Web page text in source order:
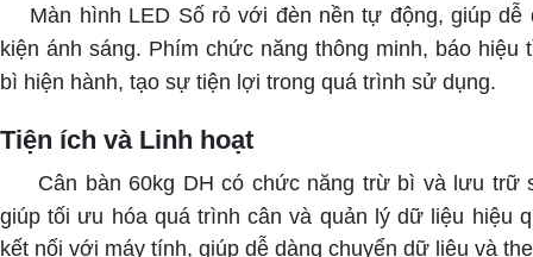
Màn hình LED Số rỏ với đèn nền tự động, giúp dễ
kiện ánh sáng. Phím chức năng thông minh, báo
bì hiện hành, tạo sự tiện lợi trong quá trình sử dụng.
Tiện ích và Linh hoạt
Cân bàn 60kg DH có chức năng trừ bì và lưu trữ
giúp tối ưu hóa quá trình cân và quản lý dữ liệu hiệu
kết nối với máy tính, giúp dễ dàng chuyển dữ liệu và